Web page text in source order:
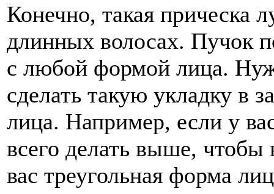
Конечно, такая прическа
длинных волосах. Пучок
с любой формой лица.
сделать такую укладку в
лица. Например, если у
всего делать выше, чтобы
вас треугольная форма